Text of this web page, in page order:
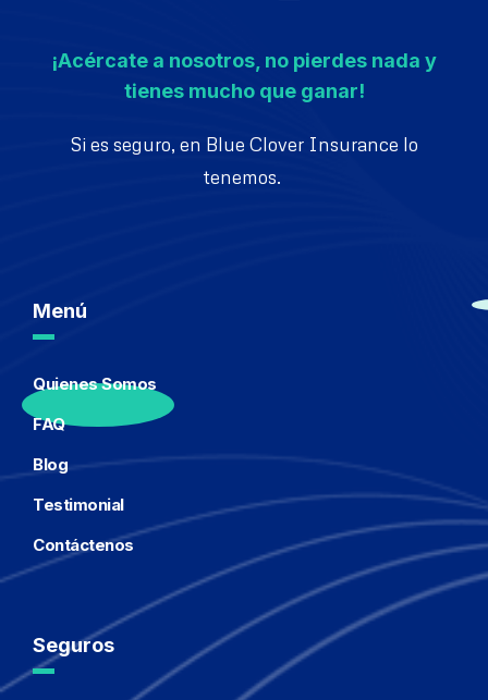
¡Acércate a nosotros, no pierdes nada y
tienes mucho que ganar!
Si es seguro, en Blue Clover Insurance lo
tenemos.
Menú
Quienes Somos
FAQ
Blog
Testimonial
Contáctenos
Seguros